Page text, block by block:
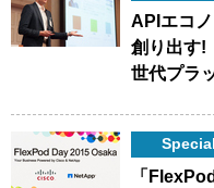
APIエコ
創り出す!
世代プラ
Special
「